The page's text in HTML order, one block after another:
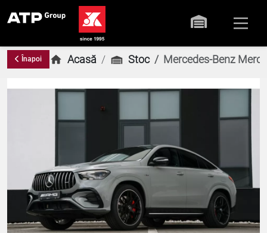
Înapoi Acasă Stoc Mercedes-Benz